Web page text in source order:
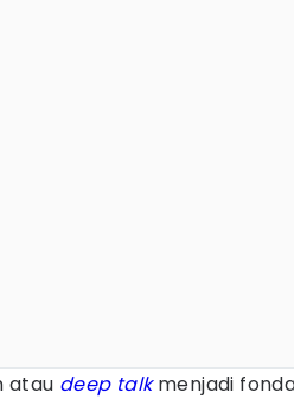
atau deep talkmenjadi